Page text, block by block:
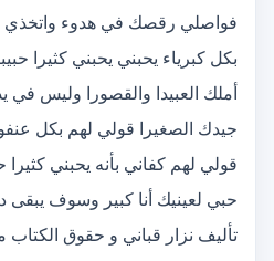
فواصلي رقصك في هدوء واتخذي
بكل كبرياء يحبني يحبني كثيرا
أملك العبيدا والقصورا وليس
جيدك الصغيرا قولي لهم بكل
قولي لهم كفاني بأنه يحبني كثيرا
حبي لعينيك أنا كبير وسوف يبقى
تأليف نزار قباني و حقوق